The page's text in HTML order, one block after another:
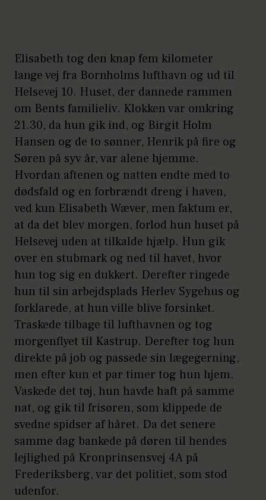
Elisabeth tog den knap fem kilometer
lange vej fra Bornholms lufthavn og ud til
Helsevej 10. Huset, der dannede rammen
om Bents familieliv. Klokken var omkring
21.30, da hun gik ind, og Birgit Holm
Hansen og de to sønner, Henrik på fire og
Søren på syv år, var alene hjemme.
Hvordan aftenen og natten endte med to
dødsfald og en forbrændt dreng i haven,
ved kun Elisabeth Wæver, men faktum er,
at da det blev morgen, forlod hun huset på
Helsevej uden at tilkalde hjælp. Hun gik
over en stubmark og ned til havet, hvor
hun tog sig en dukkert. Derefter ringede
hun til sin arbejdsplads Herlev Sygehus og
forklarede, at hun ville blive forsinket.
Traskede tilbage til lufthavnen og tog
morgenflyet til Kastrup. Derefter tog hun
direkte på job og passede sin lægegerning,
men efter kun et par timer tog hun hjem.
Vaskede det tøj, hun havde haft på samme
nat, og gik til frisøren, som klippede de
svedne spidser af håret. Da det senere
samme dag bankede på døren til hendes
lejlighed på Kronprinsensvej 4A på
Frederiksberg, var det politiet, som stod
udenfor.